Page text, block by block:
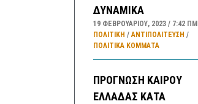
ΔΥΝΑΜΙΚΑ
19 ΦΕΒΡΟΥΑΡΊΟΥ, 2023 7:42 ΠΜ
ΠΟΛΙΤΙΚΗ /ΑΝΤΙΠΟΛΊΤΕΥΣΗ /
ΠΟΛΙΤΙΚΆ ΚΌΜΜΑΤΑ
ΠΡΟΓΝΩΣΗ ΚΑΙΡΟΥ
ΕΛΛΑΔΑΣ ΚΑΤΑ